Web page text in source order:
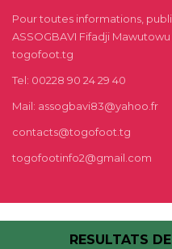
Pour toutes informations,
ASSOGBAVI Fifadji
togofoot.tg
Tel: 00228 90 24 29 40
Mail: assogbavi83@yahoo.fr
contacts@togofoot.tg
togofootinfo2@gmail.com
RESULTATS